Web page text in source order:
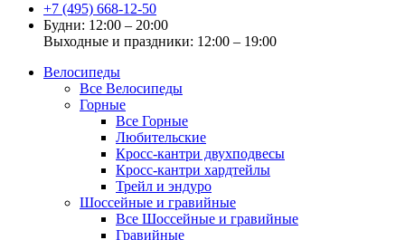
+7 (495) 668-12-50
Будни: 12:00 – 20:00
Выходные и праздники: 12:00 – 19:00
Велосипеды
Все Велосипеды
Горные
Все Горные
Любительские
Кросс-кантри двухподвесы
Кросс-кантри хардтейлы
Трейл и эндуро
Шоссейные и гравийные
Все Шоссейные и гравийные
Гравийные